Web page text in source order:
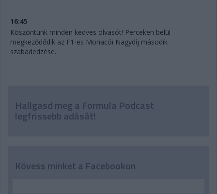
16:45
Köszöntünk minden kedves olvasót! Perceken belül
megkeződődik az F1-es Monacói Nagydíj második
szabadedzése.
Hallgasd meg a Formula Podcast
legfrissebb adását!
Kövess minket a Facebookon